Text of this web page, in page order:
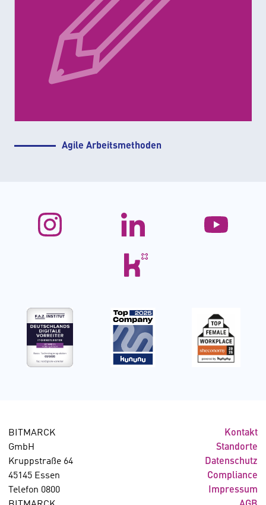
Agile Arbeitsmethoden
BITMARCK
GmbH
Kruppstraße 64
45145 Essen
Telefon 0800
Kontakt
Standorte
Datenschutz
Compliance
Impressum